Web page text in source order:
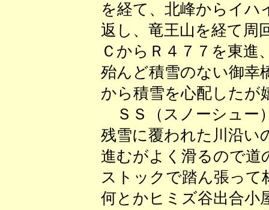
を経て、北峰からイハ
返し、竜王山を経て周
ＣからＲ４７７を東進
殆んど積雪のない御幸
から積雪を心配したが
ＳＳ（スノーシュー
残雪に覆われた川沿い
進むがよく滑るので道
ストックで踏ん張って
何とかヒミズ谷出合小